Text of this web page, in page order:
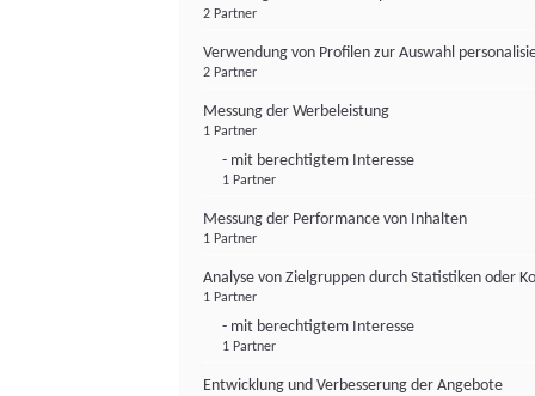
2 Partner
Verwendung von Profilen zur Auswahl
2 Partner
Messung der Werbeleistung
1 Partner
- mit berechtigtem Interesse
1 Partner
Messung der Performance von Inhalten
1 Partner
Analyse von Zielgruppen durch Statistiken oder
1 Partner
- mit berechtigtem Interesse
1 Partner
Entwicklung und Verbesserung der Angebote